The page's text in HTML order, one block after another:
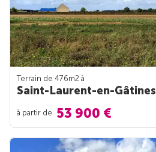
Terrain de 476m2 à
Saint-Laurent-en-Gâtines
à partir de 53 900 €